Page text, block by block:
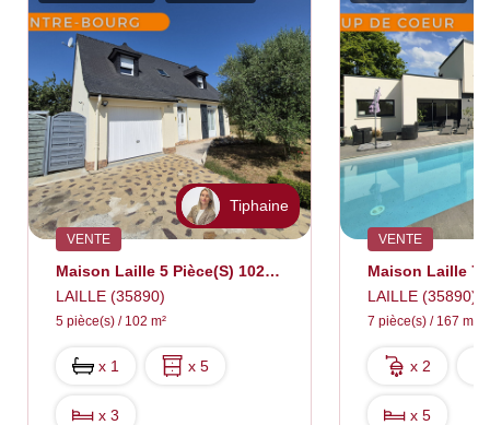
Tiphaine
VENTE
Maison Laille 5 Pièce(s) 102 M2
LAILLE (35890)
5 pièce(s) / 102 m²
x 1 x 5
x 3
VENTE
LAILLE (35890)
7 pièce(s) / 167 m²
x 2
x 5